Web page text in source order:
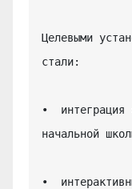
Целевыми
стали:
•  интеграция
начальной
•